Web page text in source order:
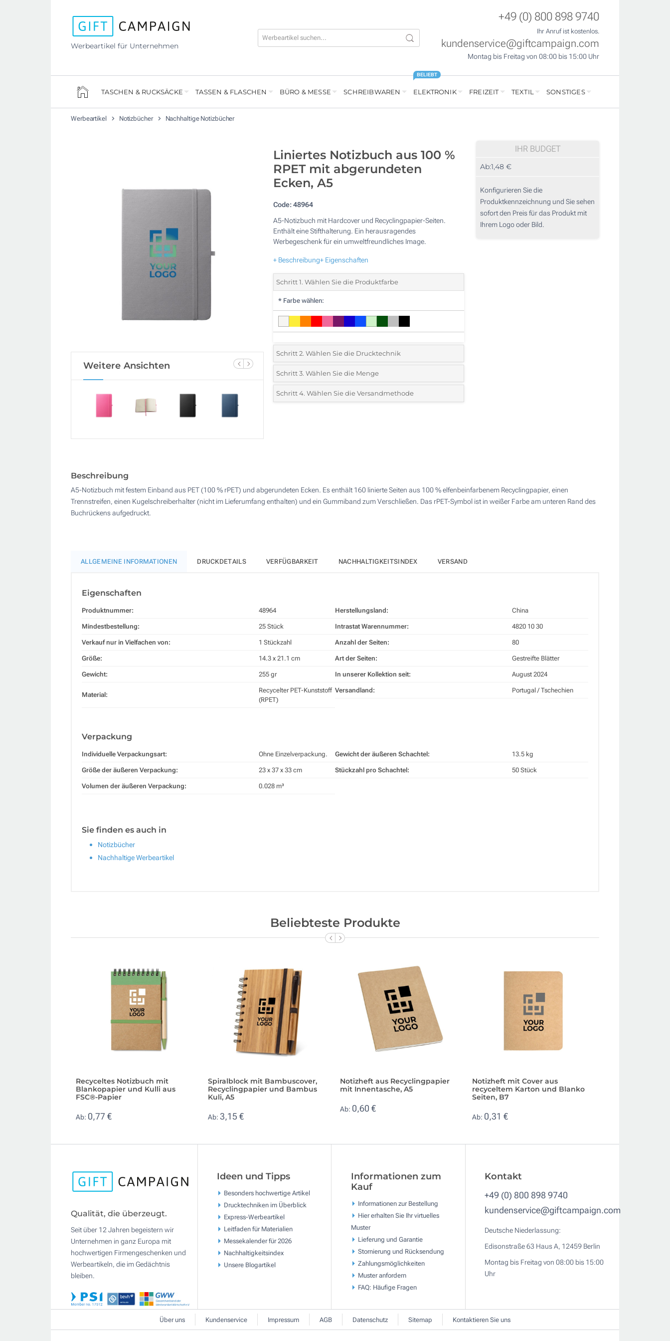
Werbeartikel für Unternehmen
+49 (0) 800 898 9740
Ihr Anruf ist kostenlos.
kundenservice@giftcampaign.com
Montag bis Freitag von 08:00 bis 15:00 Uhr
TASCHEN & RUCKSÄCKE TASSEN & FLASCHEN BÜRO & MESSE SCHREIBWAREN ELEKTRONIK
BELIEBT
FREIZEIT TEXTIL SONSTIGES
Werbeartikel Notizbücher Nachhaltige Notizbücher
Weitere Ansichten
Liniertes Notizbuch aus 100 %
RPET mit abgerundeten
Ecken, A5
Code:48964
A5-Notizbuch mit Hardcover und Recyclingpapier-Seiten.
Enthält eine Stifthalterung. Ein herausragendes
Werbegeschenk für ein umweltfreundliches Image.
+ Beschreibung+ Eigenschaften
Schritt 1. Wählen Sie die Produktfarbe
* Farbe wählen:
Schritt 2. Wählen Sie die Drucktechnik
*Wählen Sie die Druck- und Farbtechniken für Ihr Logo:
1 Farbig (Vorderseite)
Vollfarbdruck (Vorderseite)
Schritt 3. Wählen Sie die Menge
*Bitte wählen Sie Ihre gewünschte Menge
250
Schritt 4. Wählen Sie die Versandmethode
IHR BUDGET
Ab:1,48 €
Konfigurieren Sie die
Produktkennzeichnung und Sie sehen
sofort den Preis für das Produkt mit
Ihrem Logo oder Bild.
Beschreibung
A5-Notizbuch mit festem Einband aus PET (100 % rPET) und abgerundeten Ecken. Es enthält 160 linierte Seiten aus 100 % elfenbeinfarbenem Recyclingpapier, einen
Trennstreifen, einen Kugelschreiberhalter (nicht im Lieferumfang enthalten) und ein Gummiband zum Verschließen. Das rPET-Symbol ist in weißer Farbe am unteren Rand des
Buchrückens aufgedruckt.
ALLGEMEINE INFORMATIONEN DRUCKDETAILS VERFÜGBARKEIT NACHHALTIGKEITSINDEX VERSAND
Eigenschaften
Produktnummer: 48964
Mindestbestellung: 25 Stück
Verkauf nur in Vielfachen von: 1 Stückzahl
Größe: 14.3 x 21.1 cm
Gewicht: 255 gr
Material:
Recycelter PET-Kunststoff
(RPET)
Herstellungsland: China
Intrastat Warennummer: 4820 10 30
Anzahl der Seiten: 80
Art der Seiten: Gestreifte Blätter
In unserer Kollektion seit: August 2024
Versandland: Portugal / Tschechien
Verpackung
Individuelle Verpackungsart: Ohne Einzelverpackung.
Größe der äußeren Verpackung: 23 x 37 x 33 cm
Volumen der äußeren Verpackung: 0.028 m³
Gewicht der äußeren Schachtel: 13.5 kg
Stückzahl pro Schachtel: 50 Stück
Sie finden es auch in
Notizbücher
Nachhaltige Werbeartikel
Beliebteste Produkte
Recyceltes Notizbuch mit
Blankopapier und Kulli aus
FSC®-Papier
Ab: 0,77 €
Spiralblock mit Bambuscover,
Recyclingpapier und Bambus
Kuli, A5
Ab: 3,15 €
Notizheft aus Recyclingpapier
mit Innentasche, A5
Ab: 0,60 €
Notizheft mit Cover aus
recyceltem Karton und Blanko
Seiten, B7
Ab: 0,31 €
Qualität, die überzeugt.
Seit über 12 Jahren begeistern wir
Unternehmen in ganz Europa mit
hochwertigen Firmengeschenken und
Werbeartikeln, die im Gedächtnis
bleiben.
Ideen und Tipps
Besonders hochwertige Artikel
Drucktechniken im Überblick
Express-Werbeartikel
Leitfaden für Materialien
Messekalender für 2026
Nachhaltigkeitsindex
Unsere Blogartikel
Informationen zum
Kauf
Informationen zur Bestellung
Hier erhalten Sie Ihr virtuelles
Muster
Lieferung und Garantie
Stornierung und Rücksendung
Zahlungsmöglichkeiten
Muster anfordern
FAQ: Häufige Fragen
Kontakt
+49 (0) 800 898 9740
kundenservice@giftcampaign.com
Deutsche Niederlassung:
Edisonstraße 63 Haus A, 12459 Berlin
Montag bis Freitag von 08:00 bis 15:00
Uhr
Über uns Kundenservice Impressum AGB Datenschutz Sitemap Kontaktieren Sie uns